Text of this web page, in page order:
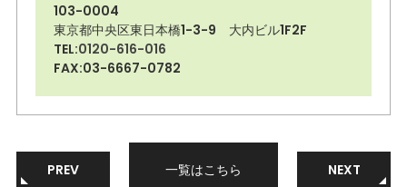
103-0004
東京都中央区東日本橋1-3-9 大内ビル1F2F
TEL:0120-616-016
FAX:03-6667-0782
PREV 一覧はこちら NEXT